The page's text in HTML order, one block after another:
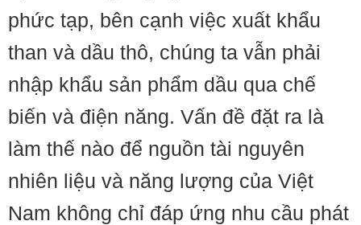
phức tạp, bên cạnh việc xuất khẩu
than và dầu thô, chúng ta vẫn phải
nhập khẩu sản phẩm dầu qua chế
biến và điện năng. Vấn đề đặt ra là
làm thế nào để nguồn tài nguyên
nhiên liệu và năng lượng của Việt
Nam không chỉ đáp ứng nhu cầu phát